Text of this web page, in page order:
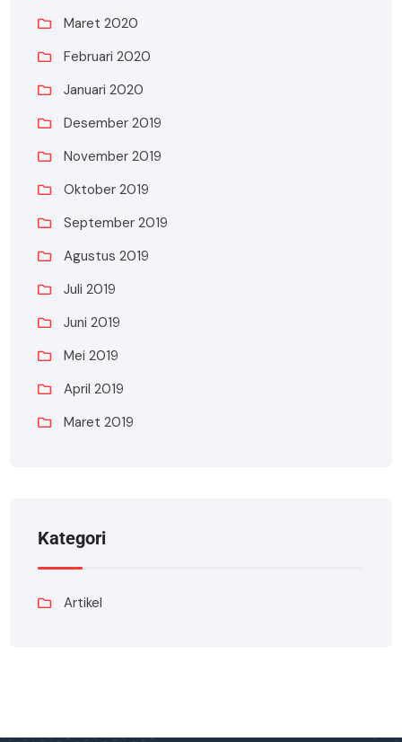
Maret 2020
Februari 2020
Januari 2020
Desember 2019
November 2019
Oktober 2019
September 2019
Agustus 2019
Juli 2019
Juni 2019
Mei 2019
April 2019
Maret 2019
Kategori
Artikel